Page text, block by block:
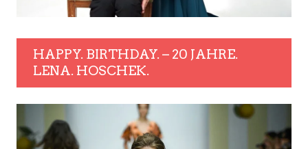
HAPPY. BIRTHDAY. – 20 JAHRE.
LENA. HOSCHEK.